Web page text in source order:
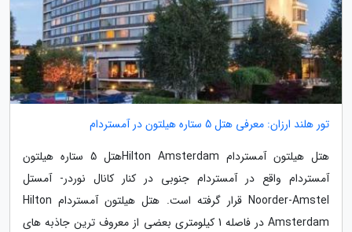
تور هلند ارزان: معرفی هتل 5 ستاره هیلتون در آمستردام
هتل هیلتون آمستردام Hilton Amsterdamهتل 5 ستاره هیلتون
آمستردام واقع در آمستردام جنوبی در کنار کانال نوردر- آمستل
Noorder-Amstel قرار گرفته است. هتل هیلتون آمستردام Hilton
Amsterdam در فاصله 1 کیلومتری بعضی از معروف ترین جاذبه های